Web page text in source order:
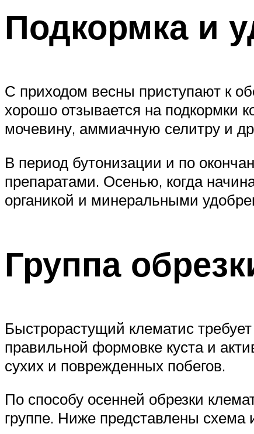
Подкормка и
С приходом весны приступают к
хорошо отзывается на подкормки
мочевину, аммиачную селитру и
В период бутонизации и по
препаратами. Осенью, когда
органикой и минеральными
Группа
Быстрорастущий клематис
правильной формовке куста и
сухих и поврежденных побегов.
По способу осенней обрезки
группе. Ниже представлены